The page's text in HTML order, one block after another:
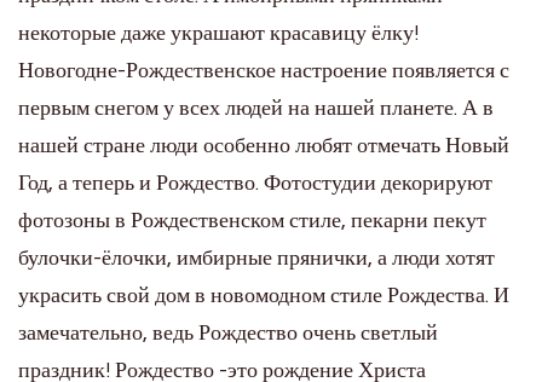
некоторые даже украшают красавицу ёлку!
Новогодне-Рождественское настроение появляется с
первым снегом у всех людей на нашей планете. А в
нашей стране люди особенно любят отмечать Новый
Год, а теперь и Рождество. Фотостудии декорируют
фотозоны в Рождественском стиле, пекарни пекут
булочки-ёлочки, имбирные прянички, а люди хотят
украсить свой дом в новомодном стиле Рождества. И
замечательно, ведь Рождество очень светлый
праздник! Рождество -это рождение Христа